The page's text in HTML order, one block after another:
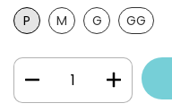
P M G GG